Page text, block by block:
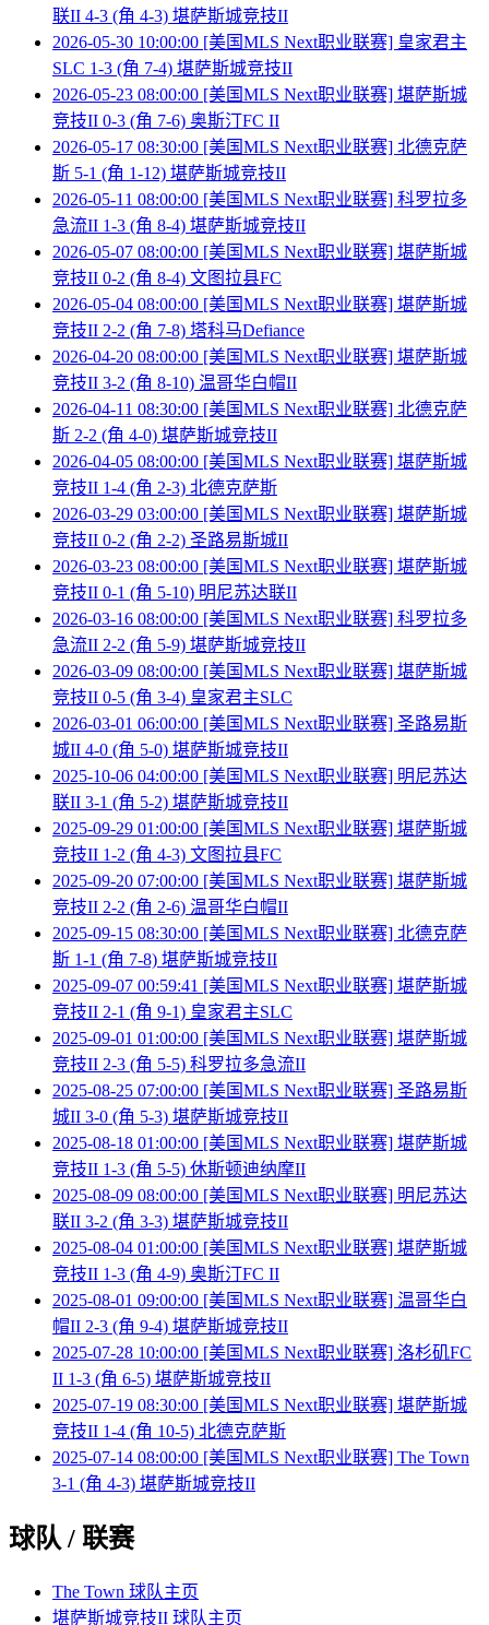
联II 4-3 (角 4-3) 堪萨斯城竞技II
2026-05-30 10:00:00 [美国MLS Next职业联赛] 皇家君主
SLC 1-3 (角 7-4) 堪萨斯城竞技II
2026-05-23 08:00:00 [美国MLS Next职业联赛] 堪萨斯城
竞技II 0-3 (角 7-6) 奥斯汀FC II
2026-05-17 08:30:00 [美国MLS Next职业联赛] 北德克萨
斯 5-1 (角 1-12) 堪萨斯城竞技II
2026-05-11 08:00:00 [美国MLS Next职业联赛] 科罗拉多
急流II 1-3 (角 8-4) 堪萨斯城竞技II
2026-05-07 08:00:00 [美国MLS Next职业联赛] 堪萨斯城
竞技II 0-2 (角 8-4) 文图拉县FC
2026-05-04 08:00:00 [美国MLS Next职业联赛] 堪萨斯城
竞技II 2-2 (角 7-8) 塔科马Defiance
2026-04-20 08:00:00 [美国MLS Next职业联赛] 堪萨斯城
竞技II 3-2 (角 8-10) 温哥华白帽II
2026-04-11 08:30:00 [美国MLS Next职业联赛] 北德克萨
斯 2-2 (角 4-0) 堪萨斯城竞技II
2026-04-05 08:00:00 [美国MLS Next职业联赛] 堪萨斯城
竞技II 1-4 (角 2-3) 北德克萨斯
2026-03-29 03:00:00 [美国MLS Next职业联赛] 堪萨斯城
竞技II 0-2 (角 2-2) 圣路易斯城II
2026-03-23 08:00:00 [美国MLS Next职业联赛] 堪萨斯城
竞技II 0-1 (角 5-10) 明尼苏达联II
2026-03-16 08:00:00 [美国MLS Next职业联赛] 科罗拉多
急流II 2-2 (角 5-9) 堪萨斯城竞技II
2026-03-09 08:00:00 [美国MLS Next职业联赛] 堪萨斯城
竞技II 0-5 (角 3-4) 皇家君主SLC
2026-03-01 06:00:00 [美国MLS Next职业联赛] 圣路易斯
城II 4-0 (角 5-0) 堪萨斯城竞技II
2025-10-06 04:00:00 [美国MLS Next职业联赛] 明尼苏达
联II 3-1 (角 5-2) 堪萨斯城竞技II
2025-09-29 01:00:00 [美国MLS Next职业联赛] 堪萨斯城
竞技II 1-2 (角 4-3) 文图拉县FC
2025-09-20 07:00:00 [美国MLS Next职业联赛] 堪萨斯城
竞技II 2-2 (角 2-6) 温哥华白帽II
2025-09-15 08:30:00 [美国MLS Next职业联赛] 北德克萨
斯 1-1 (角 7-8) 堪萨斯城竞技II
2025-09-07 00:59:41 [美国MLS Next职业联赛] 堪萨斯城
竞技II 2-1 (角 9-1) 皇家君主SLC
2025-09-01 01:00:00 [美国MLS Next职业联赛] 堪萨斯城
竞技II 2-3 (角 5-5) 科罗拉多急流II
2025-08-25 07:00:00 [美国MLS Next职业联赛] 圣路易斯
城II 3-0 (角 5-3) 堪萨斯城竞技II
2025-08-18 01:00:00 [美国MLS Next职业联赛] 堪萨斯城
竞技II 1-3 (角 5-5) 休斯顿迪纳摩II
2025-08-09 08:00:00 [美国MLS Next职业联赛] 明尼苏达
联II 3-2 (角 3-3) 堪萨斯城竞技II
2025-08-04 01:00:00 [美国MLS Next职业联赛] 堪萨斯城
竞技II 1-3 (角 4-9) 奥斯汀FC II
2025-08-01 09:00:00 [美国MLS Next职业联赛] 温哥华白
帽II 2-3 (角 9-4) 堪萨斯城竞技II
2025-07-28 10:00:00 [美国MLS Next职业联赛] 洛杉矶FC
II 1-3 (角 6-5) 堪萨斯城竞技II
2025-07-19 08:30:00 [美国MLS Next职业联赛] 堪萨斯城
竞技II 1-4 (角 10-5) 北德克萨斯
2025-07-14 08:00:00 [美国MLS Next职业联赛] The Town
3-1 (角 4-3) 堪萨斯城竞技II
球队 / 联赛
The Town 球队主页
堪萨斯城竞技II 球队主页